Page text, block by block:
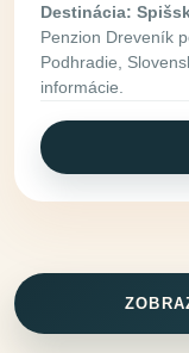
Destinácia:
Penzion Dreveník
Podhradie,
informácie.